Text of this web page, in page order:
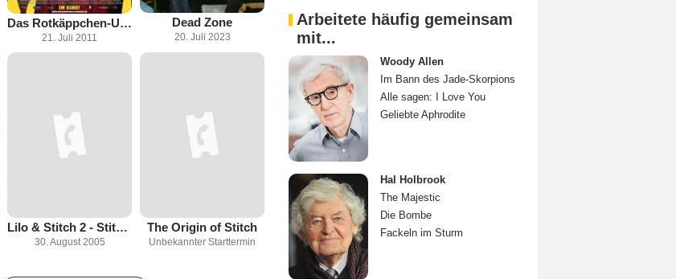
Das Rotkäppchen-Ultimatum 3D
21. Juli 2011
Dead Zone
20. Juli 2023
Lilo & Stitch 2 - Stitch völlig abgedreht
30. August 2005
The Origin of Stitch
Unbekannter Starttermin
Arbeitete häufig gemeinsam
mit...
Woody Allen
Im Bann des Jade-Skorpions
Alle sagen: I Love You
Geliebte Aphrodite
Hal Holbrook
The Majestic
Die Bombe
Fackeln im Sturm